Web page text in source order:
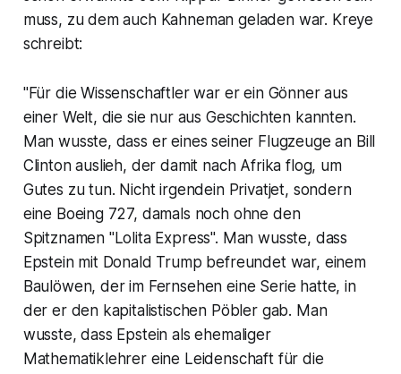
muss, zu dem auch Kahneman geladen war. Kreye
schreibt:
"Für die Wissenschaftler war er ein Gönner aus
einer Welt, die sie nur aus Geschichten kannten.
Man wusste, dass er eines seiner Flugzeuge an Bill
Clinton auslieh, der damit nach Afrika flog, um
Gutes zu tun. Nicht irgendein Privatjet, sondern
eine Boeing 727, damals noch ohne den
Spitznamen "Lolita Express". Man wusste, dass
Epstein mit Donald Trump befreundet war, einem
Baulöwen, der im Fernsehen eine Serie hatte, in
der er den kapitalistischen Pöbler gab. Man
wusste, dass Epstein als ehemaliger
Mathematiklehrer eine Leidenschaft für die